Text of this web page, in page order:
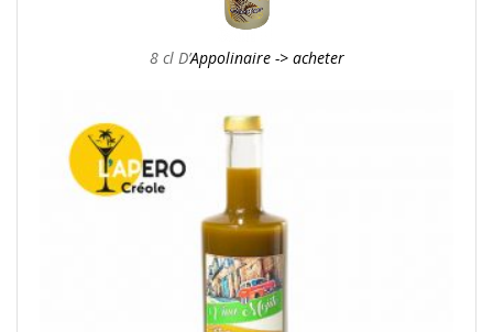
8 cl D’Appolinaire -> acheter